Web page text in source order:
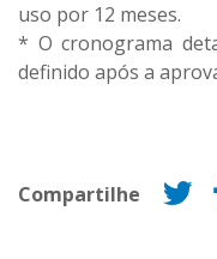
uso por 12 meses.
* O cronograma
definido após a
Compartilhe